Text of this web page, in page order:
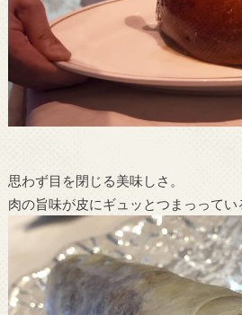
思わず目を閉じる美味しさ。
肉の旨味が皮にギュッとつまっってい